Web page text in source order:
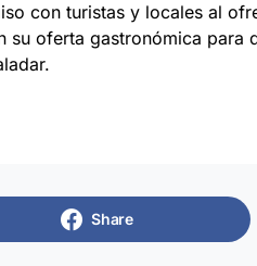
con turistas y locales al
su oferta gastronómica para
Share